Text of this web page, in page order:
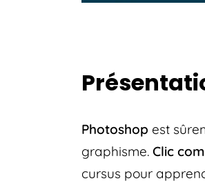
Photoshop est
graphisme. Clic
cursus pour